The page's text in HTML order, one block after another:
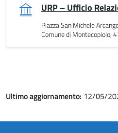
URP – Ufficio
Piazza San Michele
Comune di Montecopiolo,
Ultimo aggiornamento: 12/05/